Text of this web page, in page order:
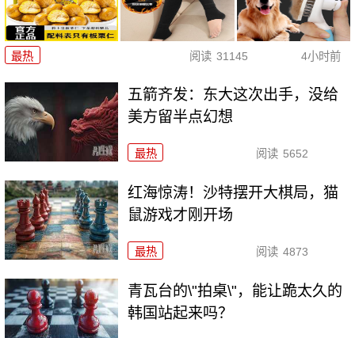
最热 阅读 31145 4小时前
五箭齐发：东大这次出手，没给
美方留半点幻想
最热 阅读 5652
红海惊涛！沙特摆开大棋局，猫
鼠游戏才刚开场
最热 阅读 4873
青瓦台的\"拍桌\"，能让跪太久的
韩国站起来吗？